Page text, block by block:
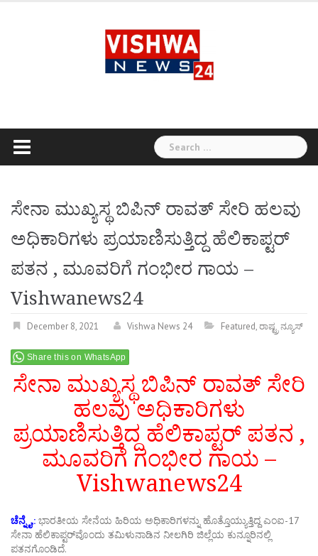
Search
for:
ಸೇನಾ ಮುಖ್ಯಸ್ಥ ಬಿಪಿನ್ ರಾವತ್ ಸೇರಿ ಹಲವು
ಅಧಿಕಾರಿಗಳು ಪ್ರಯಾಣಿಸುತ್ತಿದ್ದ ಹೆಲಿಕಾಪ್ಟರ್
ಪತನ , ಮೂವರಿಗೆ ಗಂಭೀರ ಗಾಯ –
Vishwanews24
December 8, 2021 Vishwa News 24 Featured,ರಾಷ್ಟ್ರ ನ್ಯೂಸ್
Share this on WhatsApp
ಸೇನಾ ಮುಖ್ಯಸ್ಥ ಬಿಪಿನ್ ರಾವತ್ ಸೇರಿ
ಹಲವು ಅಧಿಕಾರಿಗಳು
ಪ್ರಯಾಣಿಸುತ್ತಿದ್ದ ಹೆಲಿಕಾಪ್ಟರ್ ಪತನ ,
ಮೂವರಿಗೆ ಗಂಭೀರ ಗಾಯ –
Vishwanews24
ಚೆನ್ನೈ,: ಭಾರತೀಯ ಸೇನೆಯ ಹಿರಿಯ ಅಧಿಕಾರಿಗಳನ್ನು ಹೊತ್ತೊಯ್ಯುತ್ತಿದ್ದ ಎಂಐ-17
ಸೇನಾ ಹೆಲಿಕಾಪ್ಟರ್​ವೊಂದು ತಮಿಳುನಾಡಿನ ನೀಲಗಿರಿ ಜಿಲ್ಲೆಯ ಕುನ್ನೂರಿನಲ್ಲಿ
ಪತನಗೊಂಡಿದೆ.